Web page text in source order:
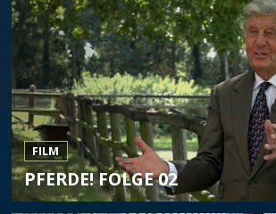
FILM
PFERDE! FOLGE 02